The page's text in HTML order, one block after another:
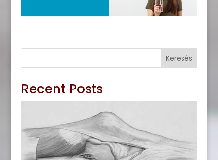
Keresés
Recent Posts